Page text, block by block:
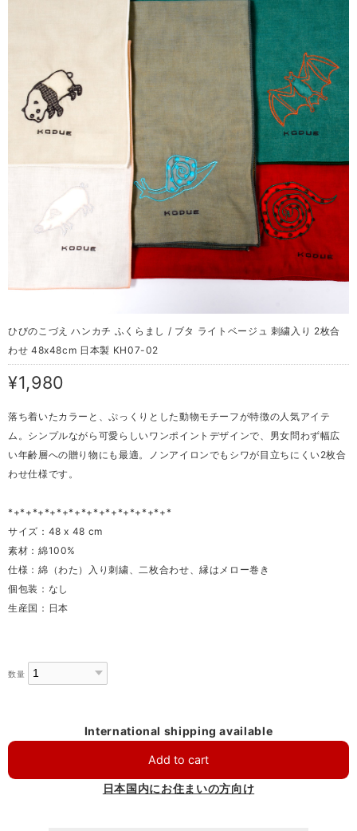
ひびのこづえ ハンカチ ふくらまし / ブタ ライトベージュ 刺繍入り 2枚合
わせ 48x48cm 日本製 KH07-02
¥1,980
落ち着いたカラーと、ぷっくりとした動物モチーフが特徴の人気アイテ
ム。シンプルながら可愛らしいワンポイントデザインで、男女問わず幅広
い年齢層への贈り物にも最適。ノンアイロンでもシワが目立ちにくい2枚合
わせ仕様です。
*+*+*+*+*+*+*+*+*+*+*+*+*+*
サイズ：48 x 48 cm
素材：綿100%
仕様：綿（わた）入り刺繍、二枚合わせ、縁はメロー巻き
個包装：なし
生産国：日本
数量
International shipping available
Add to cart
日本国内にお住まいの方向け